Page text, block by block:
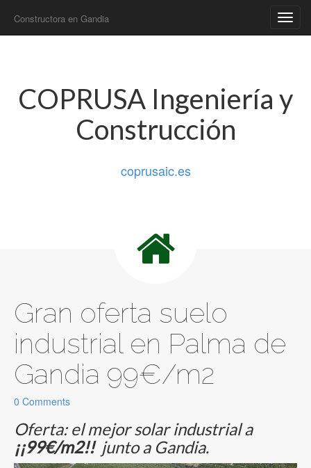
Constructora en Gandia
COPRUSA Ingeniería y
Construcción
coprusaic.es
Gran oferta suelo
industrial en Palma de
Gandia 99€/m2
0 Comments
Oferta: el mejor solar industrial a
¡¡99€/m2!!junto a Gandia.